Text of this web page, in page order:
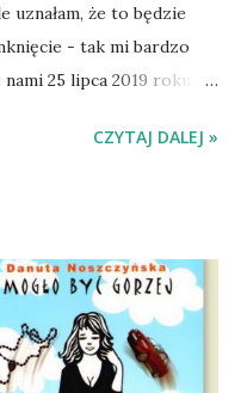
uznałam, że to będzie
- tak mi bardzo
25 lipca 2019 roku.
zapoznawczą, a kilka
i TUTAJ . Gdy już
z psem, a Amber - z
na wspólny jesienny
się stało psica miała
CZYTAJ DALEJ »